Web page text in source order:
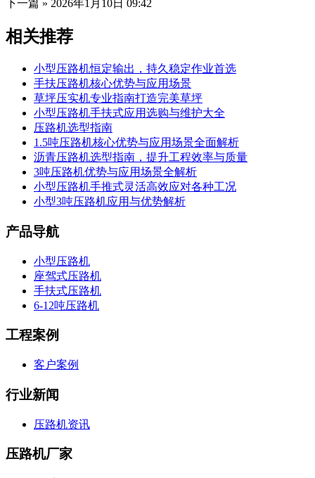
下一篇 » 2026年1月10日 09:42
相关推荐
小型压路机恒定输出，持久稳定作业首选
手扶压路机核心优势与应用场景
草坪压实机专业指南打造完美草坪
小型压路机手扶式应用选购与维护大全
压路机选型指南
1.5吨压路机核心优势与应用场景全面解析
沥青压路机选型指南，提升工程效率与质量
3吨压路机优势与应用场景全解析
小型压路机手推式灵活高效应对各种工况
小型3吨压路机应用与优势解析
产品导航
小型压路机
座驾式压路机
手扶式压路机
6-12吨压路机
工程案例
客户案例
行业新闻
压路机资讯
压路机厂家